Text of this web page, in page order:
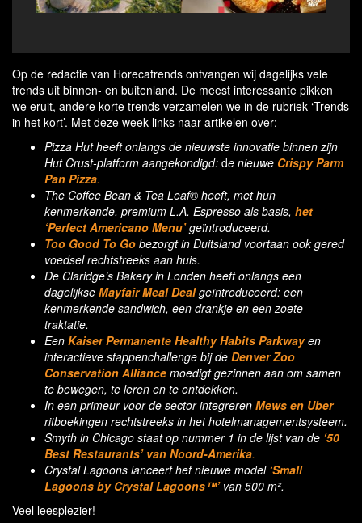
Op de redactie van Horecatrends ontvangen wij dagelijks vele
trends uit binnen- en buitenland. De meest interessante pikken
we eruit, andere korte trends verzamelen we in de rubriek ‘Trends
in het kort’. Met deze week links naar artikelen over:
Pizza Hut heeft onlangs de nieuwste innovatie binnen zijn
Hut Crust-platform aangekondigd: de nieuwe Crispy Parm
Pan Pizza.
The Coffee Bean & Tea Leaf® heeft, met hun
kenmerkende, premium L.A. Espresso als basis, het
‘Perfect Americano Menu’ geïntroduceerd.
Too Good To Go bezorgt in Duitsland voortaan ook gered
voedsel rechtstreeks aan huis.
De Claridge’s Bakery in Londen heeft onlangs een
dagelijkse Mayfair Meal Dealgeïntroduceerd: een
kenmerkende sandwich, een drankje en een zoete
traktatie.
Een Kaiser Permanente Healthy Habits Parkwayen
interactieve stappenchallenge bij de Denver Zoo
Conservation Alliance moedigt gezinnen aan om samen
te bewegen, te leren en te ontdekken.
In een primeur voor de sector integreren Mews en Uber
ritboekingen rechtstreeks in het hotelmanagementsysteem.
Smyth in Chicago staat op nummer 1 in de lijst van de ‘50
Best Restaurants’ van Noord-Amerika.
Crystal Lagoons lanceert het nieuwe model ‘Small
Lagoons by Crystal Lagoons™’ van 500 m².
Veel leesplezier!